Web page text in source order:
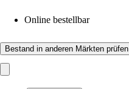
Online bestellbar
Bestand in anderen Märkten prüfen